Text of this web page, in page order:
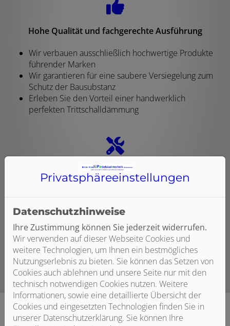
Hohe Qualität und fachgerechte Ausführung
Wir verbauen ausschließlich hochwertige Produkte
führender Marken
Wir garantieren für eine saubere Versiegelung zum
Schutz der Bausubstanz
Erleben Sie den Vorteil einer handwerklich
perfekten Trittschalldämmung
Professionelle Installation
einer Hand
Wir garantieren eine sorgfältige und termingerechte
Ausführung
Privatsphäre­einstellungen
Datenschutzhinweise
Ihre Zustimmung können Sie jederzeit widerrufen.
Wir verwenden auf dieser Webseite Cookies und
weitere Technologien, um Ihnen ein bestmögliches
Nutzungserlebnis zu bieten. Sie können das Setzen von
Cookies auch ablehnen und unsere Seite nur mit den
technisch notwendigen Cookies nutzen. Weitere
Informationen, sowie eine detaillierte Übersicht der
Cookies und eingesetzten Technologien finden Sie in
unserer Datenschutzerklärung. Sie können Ihre